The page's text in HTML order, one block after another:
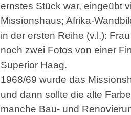
ernstes Stück war, eingeübt
Missionshaus; Afrika-
in der ersten Reihe (v.l.):
noch zwei Fotos von einer
Superior Haag.
1968/69 wurde das
und dann sollte die alte
manche Bau- und